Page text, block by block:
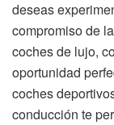
deseas
compromiso de
coches de lujo,
oportunidad
coches
conducción te